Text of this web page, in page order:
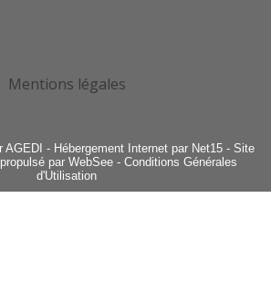
Mentions légales
AGEDI - Hébergement Internet par Net15 - Site
par WebSee - Conditions Générales
d'Utilisation